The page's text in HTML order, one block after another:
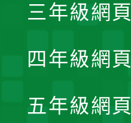
三年級網頁
四年級網頁
五年級網頁